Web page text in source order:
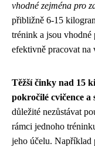
vhodné zejména pro
přibližně 6-15
trénink a jsou vhodné
efektivně pracovat na
Těžší činky nad 15
pokročilé cvičence
důležité nezůstávat
rámci jednoho
jeho účelu. Například